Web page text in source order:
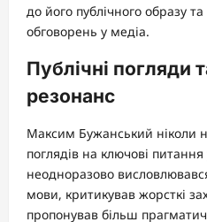
до його публічного образу
обговорень у медіа.
Публічні погляди
резонанс
Максим Бужанський ніколи
поглядів на ключові питання
неодноразово
мови, критикував жорсткі
пропонував більш